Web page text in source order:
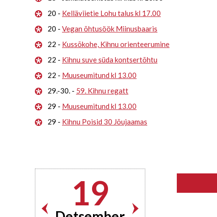
20 - Kelläviietie Lohu talus kl 17.00
20 - Vegan õhtusöök Miinusbaaris
22 - Kussõkohe, Kihnu orienteerumine
22 - Kihnu suve süda kontsertõhtu
22 - Muuseumitund kl 13.00
29.-30. - 59. Kihnu regatt
29 - Muuseumitund kl 13.00
29 - Kihnu Poisid 30 Jõujaamas
19